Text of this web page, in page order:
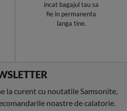
incat bagajul tau sa
fie in permanenta
langa tine.
la curent cu noutatile Samsonite,
noastre de calatorie.